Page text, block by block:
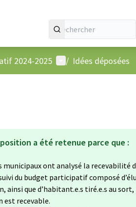
2024-2025 Menu utilisateur
/ Idées déposées
a été retenue parce que :
municipaux ont analysé la recevabilité
du budget participatif composé
ainsi que d’habitant.e.s tiré.e.s au
est recevable.